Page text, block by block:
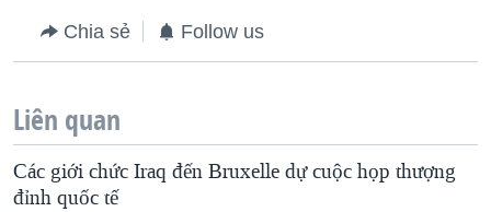
Chia sẻ Follow us
Liên quan
Các giới chức Iraq đến Bruxelle dự cuộc họp thượng
đỉnh quốc tế